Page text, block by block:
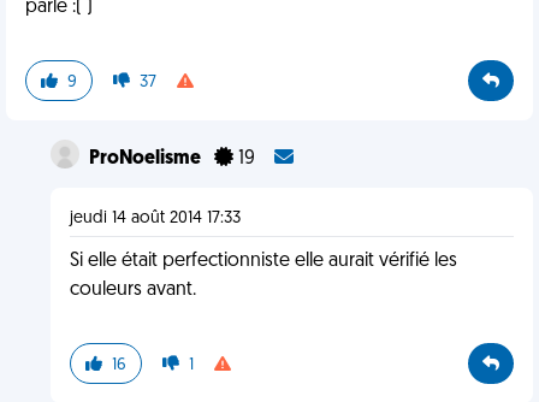
parle :( )
9 37
ProNoelisme 19
jeudi 14 août 2014 17:33
Si elle était perfectionniste elle aurait vérifié les
couleurs avant.
16 1